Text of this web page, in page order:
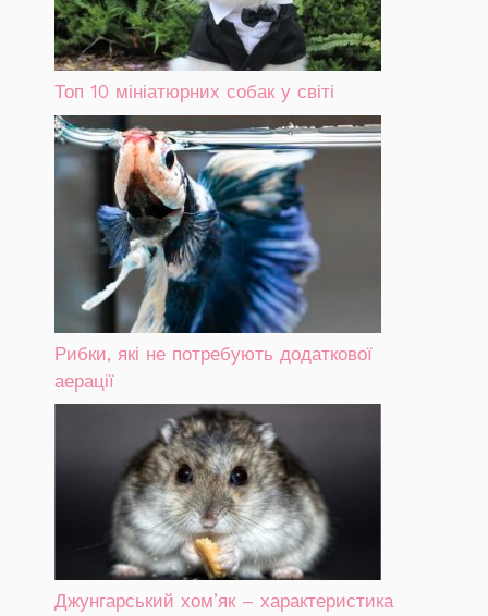
Топ 10 мініатюрних собак у світі
Рибки, які не потребують додаткової
аерації
Джунгарський хом’як – характеристика